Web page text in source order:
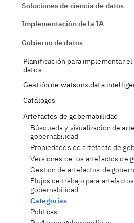
Soluciones de ciencia de datos
Implementación de la IA
Gobierno de datos
Planificación para implementar
datos
Gestión de watsonx.data
Catálogos
Artefactos de gobernabilidad
Búsqueda y visualización de
gobernabilidad
Propiedades de artefacto de
Versiones de los artefactos de
Gestión de artefactos de
Flujos de trabajo para
gobernabilidad
Categorías
Políticas